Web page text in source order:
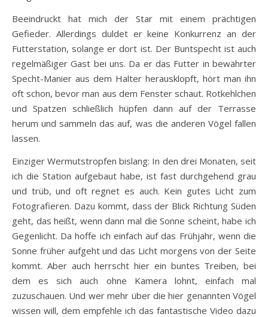
Beeindruckt hat mich der Star mit einem prächtigen
Gefieder. Allerdings duldet er keine Konkurrenz an der
Futterstation, solange er dort ist. Der Buntspecht ist auch
regelmäßiger Gast bei uns. Da er das Futter in bewährter
Specht-Manier aus dem Halter herausklopft, hört man ihn
oft schon, bevor man aus dem Fenster schaut. Rotkehlchen
und Spatzen schließlich hüpfen dann auf der Terrasse
herum und sammeln das auf, was die anderen Vögel fallen
lassen.
Einziger Wermutstropfen bislang: In den drei Monaten, seit
ich die Station aufgebaut habe, ist fast durchgehend grau
und trüb, und oft regnet es auch. Kein gutes Licht zum
Fotografieren. Dazu kommt, dass der Blick Richtung Süden
geht, das heißt, wenn dann mal die Sonne scheint, habe ich
Gegenlicht. Da hoffe ich einfach auf das Frühjahr, wenn die
Sonne früher aufgeht und das Licht morgens von der Seite
kommt. Aber auch herrscht hier ein buntes Treiben, bei
dem es sich auch ohne Kamera lohnt, einfach mal
zuzuschauen. Und wer mehr über die hier genannten Vögel
wissen will, dem empfehle ich das fantastische Video dazu